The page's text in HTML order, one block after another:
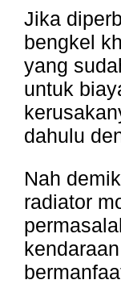
Jika
bengkel
yang
untuk
dahulu
Nah
radiator